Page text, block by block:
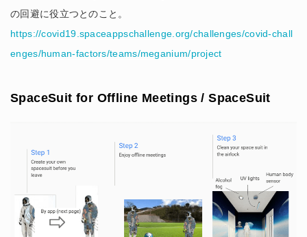
の回避に役立つとのこと。
https://covid19.spaceappschallenge.org/challenges/covid-chall
enges/human-factors/teams/meganium/project
SpaceSuit for Offline Meetings / SpaceSuit